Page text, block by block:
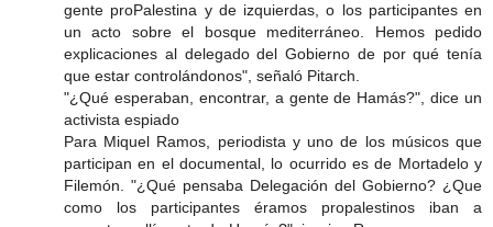
gente proPalestina y de izquierdas, o los participantes en
un acto sobre el bosque mediterráneo. Hemos pedido
explicaciones al delegado del Gobierno de por qué tenía
que estar controlándonos", señaló Pitarch.
"¿Qué esperaban, encontrar, a gente de Hamás?", dice un
activista espiado
Para Miquel Ramos, periodista y uno de los músicos que
participan en el documental, lo ocurrido es de Mortadelo y
Filemón. "¿Qué pensaba Delegación del Gobierno? ¿Que
como los participantes éramos propalestinos iban a